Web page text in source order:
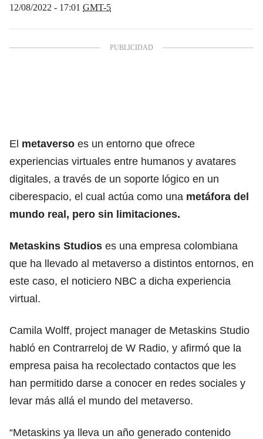
12/08/2022 - 17:01 GMT-5
El metaverso es un entorno que ofrece
experiencias virtuales entre humanos y avatares
digitales, a través de un soporte lógico en un
ciberespacio, el cual actúa como una metáfora del
mundo real, pero sin limitaciones.
Metaskins Studios es una empresa colombiana
que ha llevado al metaverso a distintos entornos, en
este caso, el noticiero NBC a dicha experiencia
virtual.
Camila Wolff, project manager de Metaskins Studio
habló en Contrarreloj de W Radio, y afirmó que la
empresa paisa ha recolectado contactos que les
han permitido darse a conocer en redes sociales y
levar más allá el mundo del metaverso.
“Metaskins ya lleva un año generado contenido